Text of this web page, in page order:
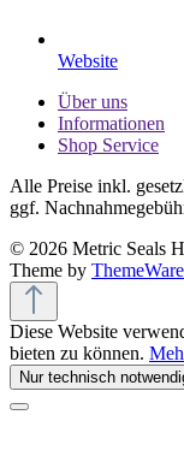
Website
Über uns
Informationen
Shop Service
Alle Preise inkl.
ggf.
© 2026 Metric Seals
Theme by
Diese Website
bieten zu können.
Nur technisch